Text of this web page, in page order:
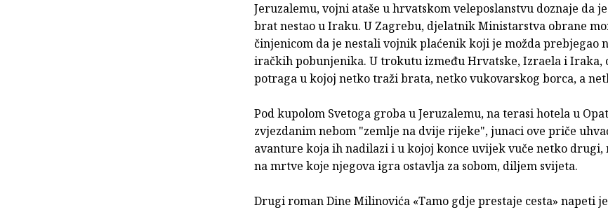
Jeruzalemu, vojni ataše u hrvatskom veleposlanstvu doznaje da
brat nestao u Iraku. U Zagrebu, djelatnik Ministarstva obrane
činjenicom da je nestali vojnik plaćenik koji je možda prebjegao
iračkih pobunjenika. U trokutu između Hrvatske, Izraela i Iraka,
potraga u kojoj netko traži brata, netko vukovarskog borca, a
Pod kupolom Svetoga groba u Jeruzalemu, na terasi hotela u
zvjezdanim nebom "zemlje na dvije rijeke", junaci ove priče
avanture koja ih nadilazi i u kojoj konce uvijek vuče netko drugi,
na mrtve koje njegova igra ostavlja za sobom, diljem svijeta.
Drugi roman Dine Milinovića «Tamo gdje prestaje cesta» napeti